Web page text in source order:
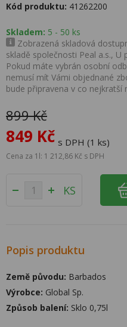
Kód produktu: 41262200
Skladem: 5 - 50 ks
Zobrazená skladová
skladě společnosti Peal a.s., U
Pokud máte vybrán osobní
nemusí mít Vámi objednané
bude připravena v co nejkratší
899 Kč
849 Kč s DPH (1 ks)
Cena za 1l: 1 212,86 Kč s DPH
KS
Popis produktu
Země původu: Barbados
Výrobce: Global Sp.
Způsob balení: Sklo 0,75l